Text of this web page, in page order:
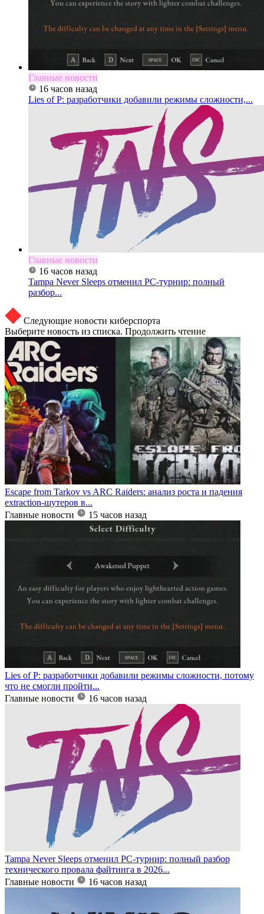
Главные новости
16 часов назад
Lies of P: разработчики добавили режимы сложности,...
Главные новости
16 часов назад
Tampa Never Sleeps отменил PC-турнир: полный
разбор...
Следующие новости киберспорта
Выберите новость из списка. Продолжить чтение
Escape from Tarkov vs ARC Raiders: анализ роста и падения
extraction-шутеров в...
Главные новости
15 часов назад
Lies of P: разработчики добавили режимы сложности, потому
что не смогли пройти...
Главные новости
16 часов назад
Tampa Never Sleeps отменил PC-турнир: полный разбор
технического провала файтинга в 2026...
Главные новости
16 часов назад